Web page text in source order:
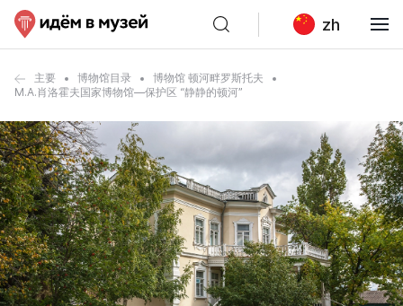
zh
主要 博物馆目录
博物馆 顿河畔罗斯托夫
M.A.肖洛霍夫国家博物馆—保护区 “静静的顿河”